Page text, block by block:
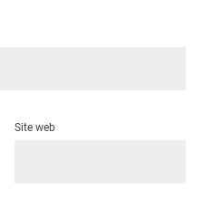
Site web